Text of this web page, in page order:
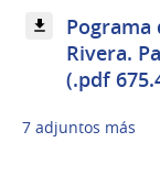
Rivera.
(.pdf
7 adjuntos más